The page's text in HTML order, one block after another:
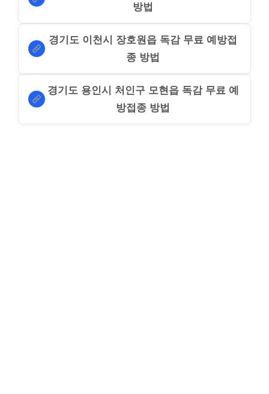
방법
경기도 이천시 장호원읍 독감 무료 예방접
종 방법
경기도 용인시 처인구 모현읍 독감 무료 예
방접종 방법